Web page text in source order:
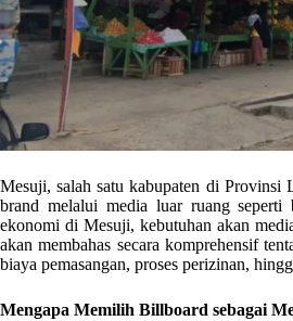
Mesuji, salah satu kabupaten di Provinsi
brand melalui media luar ruang seperti
ekonomi di Mesuji, kebutuhan akan
akan membahas secara komprehensif
biaya pemasangan, proses perizinan,
Mengapa Memilih Billboard sebagai